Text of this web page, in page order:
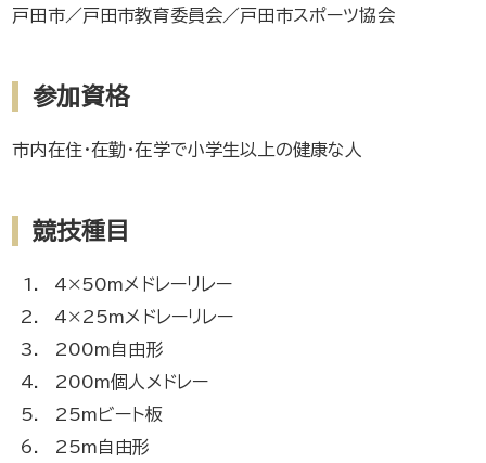
戸田市／戸田市教育委員会／戸田市スポーツ協会
参加資格
市内在住・在勤・在学で小学生以上の健康な人
競技種目
4×50mメドレーリレー
4×25mメドレーリレー
200m自由形
200m個人メドレー
25mビート板
25m自由形